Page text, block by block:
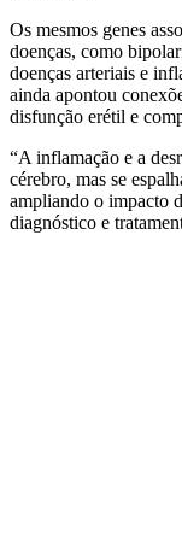
Os mesmos genes
doenças, como
doenças arteriais e
ainda apontou
disfunção erétil e
“A inflamação e a
cérebro, mas se
ampliando o impacto
diagnóstico e